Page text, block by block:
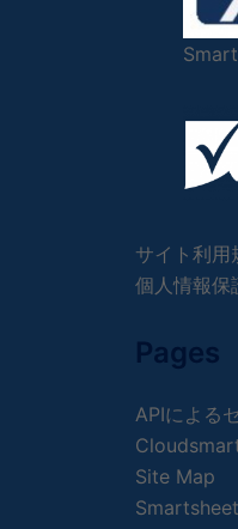
サイト利用
個人情報保
Pages
APIによる
Site Map